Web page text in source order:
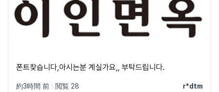
폰트찾습니다,아시는분 계실가요,, 부탁드립니다.
約3時間 前 閲覧 28 r*dtm